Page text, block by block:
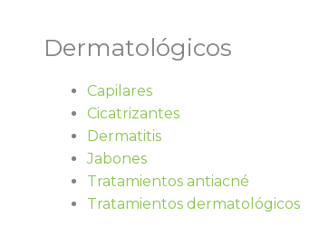
Dermatológicos
Capilares
Cicatrizantes
Dermatitis
Jabones
Tratamientos antiacné
Tratamientos dermatológicos